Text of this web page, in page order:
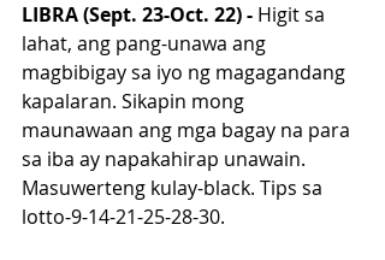
LIBRA (Sept. 23-Oct. 22) - Higit sa
lahat, ang pang-unawa ang
magbibigay sa iyo ng magagandang
kapalaran. Sikapin mong
maunawaan ang mga bagay na para
sa iba ay napakahirap unawain.
Masuwerteng kulay-black. Tips sa
lotto-9-14-21-25-28-30.